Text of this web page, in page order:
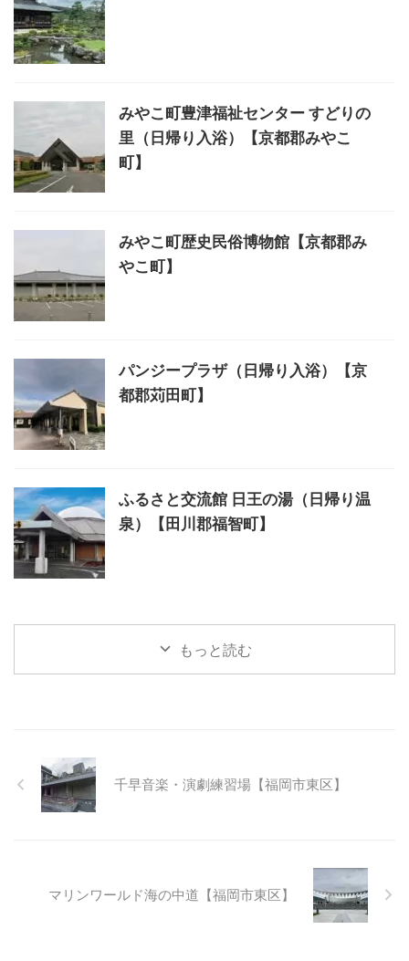
みやこ町豊津福祉センター すどりの
里（日帰り入浴）【京都郡みやこ
町】
みやこ町歴史民俗博物館【京都郡み
やこ町】
パンジープラザ（日帰り入浴）【京
都郡苅田町】
ふるさと交流館 日王の湯（日帰り温
泉）【田川郡福智町】
もっと読む
千早音楽・演劇練習場【福岡市東区】
マリンワールド海の中道【福岡市東区】